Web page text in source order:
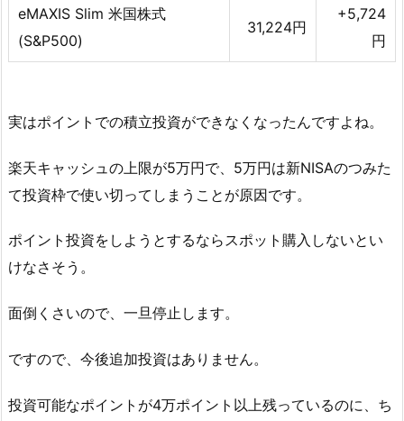
eMAXIS Slim 米国株式
(S&P500)
31,224円
+5,724
円
実はポイントでの積立投資ができなくなったんですよね。
楽天キャッシュの上限が5万円で、5万円は新NISAのつみた
て投資枠で使い切ってしまうことが原因です。
ポイント投資をしようとするならスポット購入しないとい
けなさそう。
面倒くさいので、一旦停止します。
ですので、今後追加投資はありません。
投資可能なポイントが4万ポイント以上残っているのに、ち